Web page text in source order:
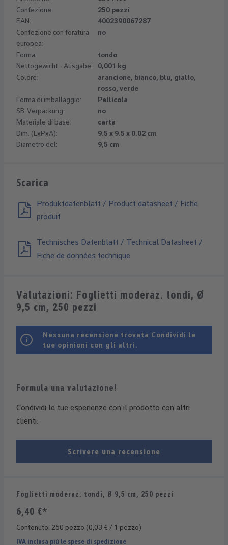
Confezione:
250 pezzi
EAN:
4002390067287
Confezione con foratura
europea:
no
Forma:
tondo
Nettogewicht - Ausgabe:
0,001 kg
Colore:
arancione, bianco, blu, giallo,
rosso, verde
Forma di imballaggio:
Pellicola
SB-Verpackung:
no
Materiale di base:
carta
Dim. (LxPxA):
9.5 x 9.5 x 0.02 cm
Diametro del:
9,5 cm
Scarica
Produktdatenblatt / Product datasheet / Fiche
produit
Technisches Datenblatt / Technical Datasheet /
Fiche de données technique
Valutazioni: Foglietti moderaz. tondi, Ø
9,5 cm, 250 pezzi
Formula una valutazione!
Condividi le tue esperienze con il prodotto con altri
clienti.
Scrivere una recensione
Nessuna recensione trovata Condividi le
tue opinioni con gli altri.
Foglietti moderaz. tondi, Ø 9,5 cm, 250 pezzi
6,40 €*
Contenuto: 250 pezzo (0,03 € / 1 pezzo)
IVA inclusa più le spese di spedizione